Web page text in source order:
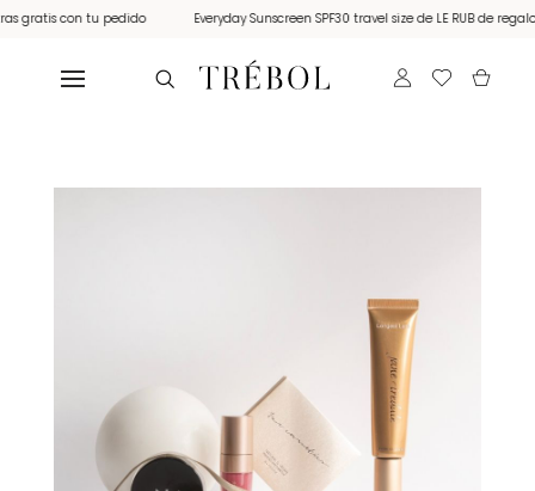
gratis con tu pedido Everyday Sunscreen SPF30 travel size de LE RUB de